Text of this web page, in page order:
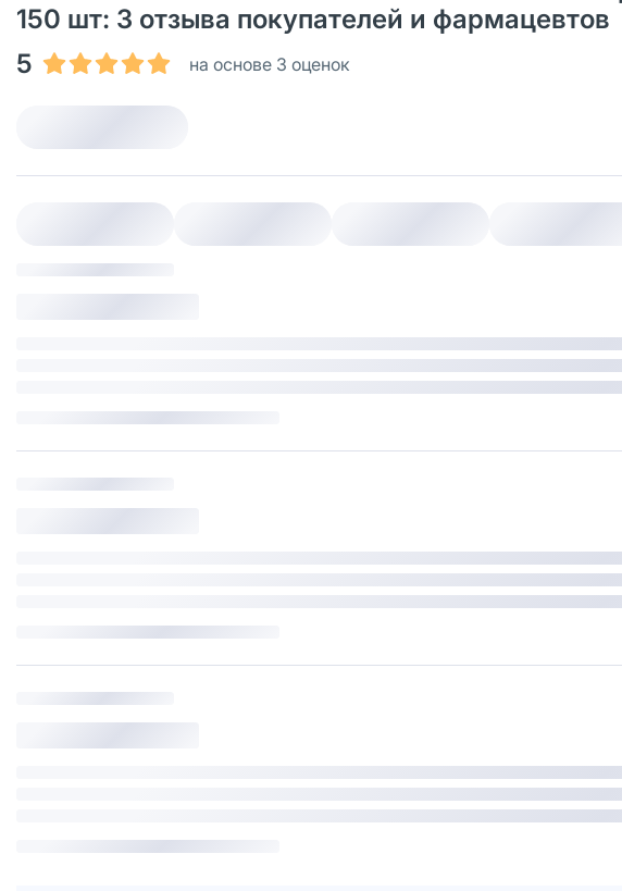
150 шт: 3 отзыва покупателей и фармацевтов
5
на основе 3 оценок